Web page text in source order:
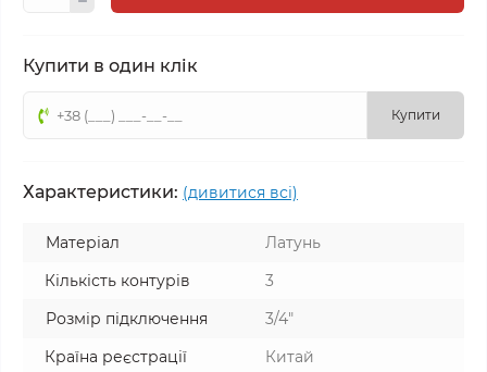
Купити в один клік
Купити
Характеристики: (дивитися всі)
Матеріал
Латунь
Кількість контурів
3
Розмір підключення
3/4"
Країна реєстрації
Китай